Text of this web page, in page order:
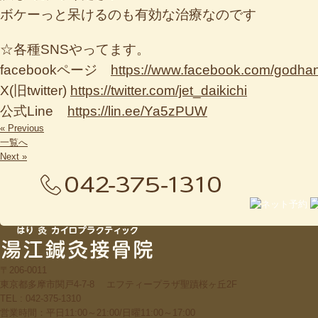
ボケーっと呆けるのも有効な治療なのです
☆各種SNSやってます。
facebookページ
https://www.facebook.com/
X(旧twitter) https://twitter.com/jet_daikichi
公式Line
https://lin.ee/Ya5zPUW
« Previous
一覧へ
Next »
〒206-0011
東京都多摩市関戸4-7-8 エフティープラザ聖蹟桜ヶ丘2F
TEL : 042-375-1310
営業時間：平日11:00～21:00/日曜11:00～17:00